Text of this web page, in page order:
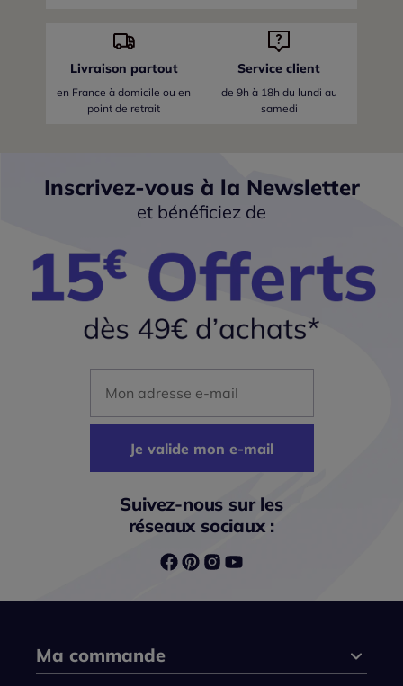
Livraison partout
en France à domicile ou en
point de retrait
Service client
de 9h à 18h du lundi au
samedi
Inscrivez-vous à la Newsletter
et bénéficiez de
Je valide mon e-mail
Suivez-nous sur les
réseaux sociaux :
Ma commande